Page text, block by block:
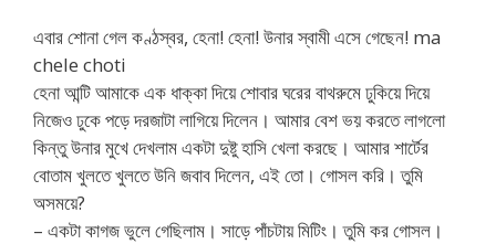
এবার শোনা গেল কণ্ঠস্বর, হেনা! হেনা! উনার স্বামী এসে গেছেন! ma
chele choti
হেনা আন্টি আমাকে এক ধাক্কা দিয়ে শোবার ঘরের বাথরুমে ঢুকিয়ে দিয়ে
নিজেও ঢুকে পড়ে দরজাটা লাগিয়ে দিলেন। আমার বেশ ভয় করতে লাগলো
কিন্তু উনার মুখে দেখলাম একটা দুষ্টু হাসি খেলা করছে। আমার শার্টের
বোতাম খুলতে খুলতে উনি জবাব দিলেন, এই তো। গোসল করি। তুমি
অসময়ে?
– একটা কাগজ ভুলে গেছিলাম। সাড়ে পাঁচটায় মিটিং। তুমি কর গোসল।